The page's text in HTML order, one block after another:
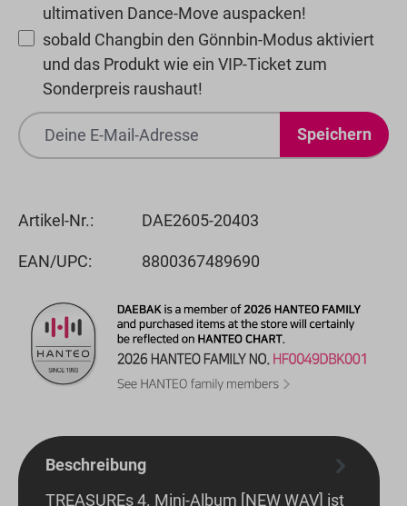
ultimativen Dance-Move auspacken!
sobald Changbin den Gönnbin-Modus aktiviert
und das Produkt wie ein VIP-Ticket zum
Sonderpreis raushaut!
Speichern
Artikel-Nr.: DAE2605-20403
EAN/UPC: 8800367489690
Beschreibung
TREASUREs 4. Mini-Album [NEW WAV] ist